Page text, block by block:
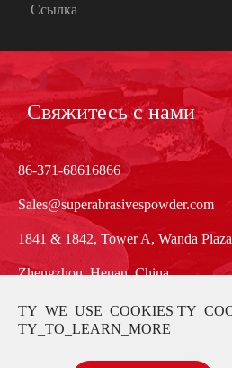
Ссылка
Свяжитесь с нами
86-371-68616866
Sales@superabrasivespowder.com
1841 & 1842, Tower A, Wanda
Zhengzhou, Henan, China
TY_WE_USE_COOKIES
TY_TO_LEARN_MORE